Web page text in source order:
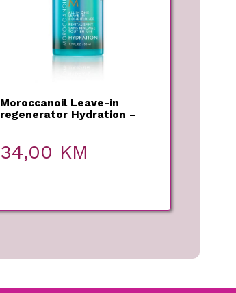
Moroccanoil Leave-in
regenerator Hydration –
34,00 KM